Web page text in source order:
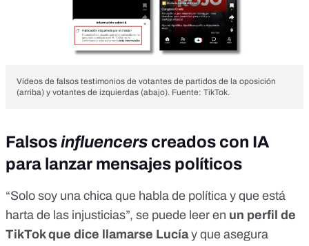
Vídeos de falsos testimonios de votantes de partidos de la oposición
(arriba) y votantes de izquierdas (abajo). Fuente: TikTok.
Falsosinfluencers creados con IA
para lanzar mensajes políticos
“Solo soy una chica que habla de política y que está
harta de las injusticias”, se puede leer en un perfil de
TikTokque dice llamarse Lucíay que asegura